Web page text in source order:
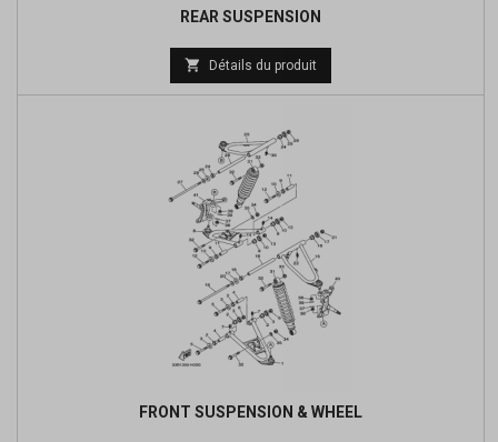
REAR SUSPENSION
Prix
de
 Détails du produit
FRONT SUSPENSION & WHEEL